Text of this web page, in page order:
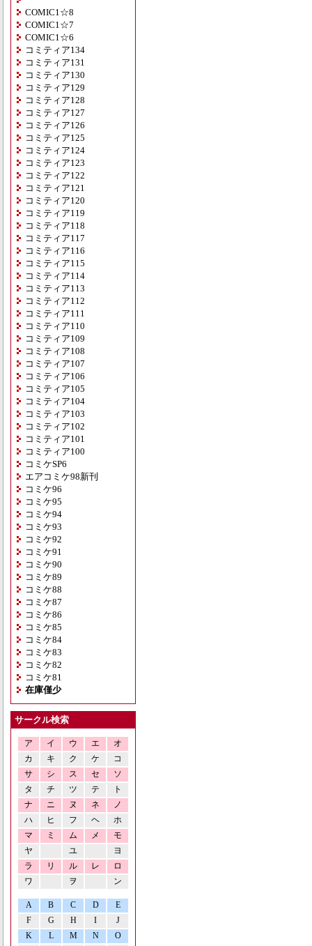
COMIC1☆8
COMIC1☆7
COMIC1☆6
コミティア134
コミティア131
コミティア130
コミティア129
コミティア128
コミティア127
コミティア126
コミティア125
コミティア124
コミティア123
コミティア122
コミティア121
コミティア120
コミティア119
コミティア118
コミティア117
コミティア116
コミティア115
コミティア114
コミティア113
コミティア112
コミティア111
コミティア110
コミティア109
コミティア108
コミティア107
コミティア106
コミティア105
コミティア104
コミティア103
コミティア102
コミティア101
コミティア100
コミケSP6
エアコミケ98新刊
コミケ96
コミケ95
コミケ94
コミケ93
コミケ92
コミケ91
コミケ90
コミケ89
コミケ88
コミケ87
コミケ86
コミケ85
コミケ84
コミケ83
コミケ82
コミケ81
在庫僅少
サークル検索
ア イ ウ エ
オ
カ
キ ク ケ
コ
サ
シ ス セ
ソ
タ
チ ツ テ
ト
ナ
ニ ヌ ネ
ノ
ハ
ヒ フ ヘ
ホ
マ
ミ ム メ
モ
ヤ
ユ
ヨ
ラ
リ ル レ
ロ
ワ
ヲ ン
A B C D
E
F
G H I
J
K
L M N O